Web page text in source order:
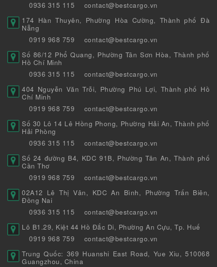
0936 315 115
contact@bestcargo.vn
174 Hàn Thuyên, Phường Hòa Cường, Thành phố Đà
Nẵng
0919 968 759
contact@bestcargo.vn
Số 86/12 Phổ Quang, Phường Tân Sơn Hòa, Thành phố
Hồ Chí Minh
0936 315 115
contact@bestcargo.vn
404 Nguyễn Văn Trỗi, Phường Phú Lợi, Thành phố Hồ
Chí Minh
0919 968 759
contact@bestcargo.vn
Số 30 Lô 14 Lê Hồng Phong, Phường Hải An, Thành phố
Hải Phòng
0936 315 115
contact@bestcargo.vn
Số 24 đường B4, KDC 91B, Phường Tân An, Thành phố
Cần Thơ
0919 968 759
contact@bestcargo.vn
02A12 Lê Thị Vân, KDC An Bình, Phường Trấn Biên,
Đồng Nai
0936 315 115
contact@bestcargo.vn
Lô B1.29, Kiệt 44 Hồ Đắc Di, Phường An Cựu, Tp. Huế
0919 968 759
contact@bestcargo.vn
Trung Quốc: 369 Huanshi East Road, Yue Xiu, 510068
Guangzhou, China